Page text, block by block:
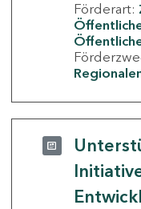
Förderart: